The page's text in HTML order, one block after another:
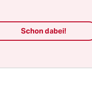
Schon dabei!